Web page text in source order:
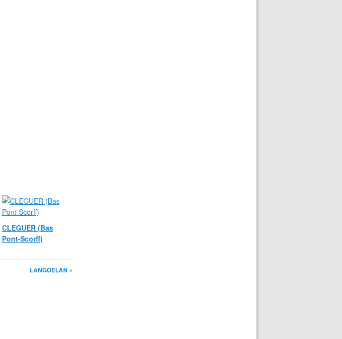
CLEGUER (Bas
Pont-Scorff)
LANGOELAN »